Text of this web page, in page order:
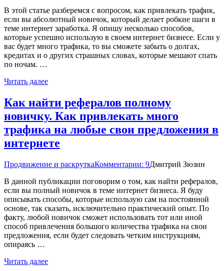
В этой статье разберемся с вопросом, как привлекать трафик,
если вы абсолютный новичок, который делает робкие шаги в
теме интернет заработка. Я опишу несколько способов,
которые успешно использую в своем интернет бизнесе. Если у
вас будет много трафика, то вы сможете забыть о долгах,
кредитах и о других страшных словах, которые мешают спать
по ночам. …
Читать далее
Как найти рефералов полному
новичку. Как привлекать много
трафика на любые свои предложения в
интернете
Продвижение и раскруткаКомментарии: 9Дмитрий Зюзин
В данной публикации поговорим о том, как найти рефералов,
если вы полный новичок в теме интернет бизнеса. Я буду
описывать способы, которые использую сам на постоянной
основе, так сказать, исключительно практический опыт. По
факту, любой новичок сможет использовать тот или иной
способ привлечения большого количества трафика на свои
предложения, если будет следовать четким инструкциям,
опираясь …
Читать далее